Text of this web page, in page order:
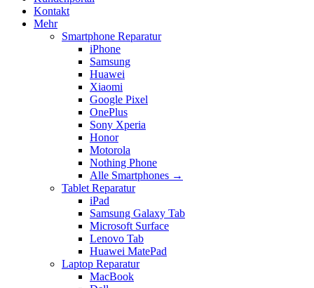
Kontakt
Mehr
Smartphone Reparatur
iPhone
Samsung
Huawei
Xiaomi
Google Pixel
OnePlus
Sony Xperia
Honor
Motorola
Nothing Phone
Alle Smartphones →
Tablet Reparatur
iPad
Samsung Galaxy Tab
Microsoft Surface
Lenovo Tab
Huawei MatePad
Laptop Reparatur
MacBook